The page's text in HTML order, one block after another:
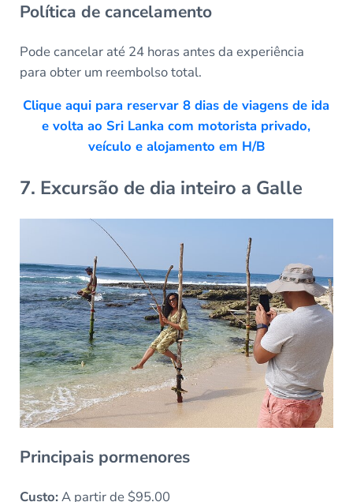
Política de cancelamento
Pode cancelar até 24 horas antes da experiência
para obter um reembolso total.
Clique aqui para reservar 8 dias de viagens de ida
e volta ao Sri Lanka com motorista privado,
veículo e alojamento em H/B
7. Excursão de dia inteiro a Galle
Principais pormenores
Custo:A partir de $95.00